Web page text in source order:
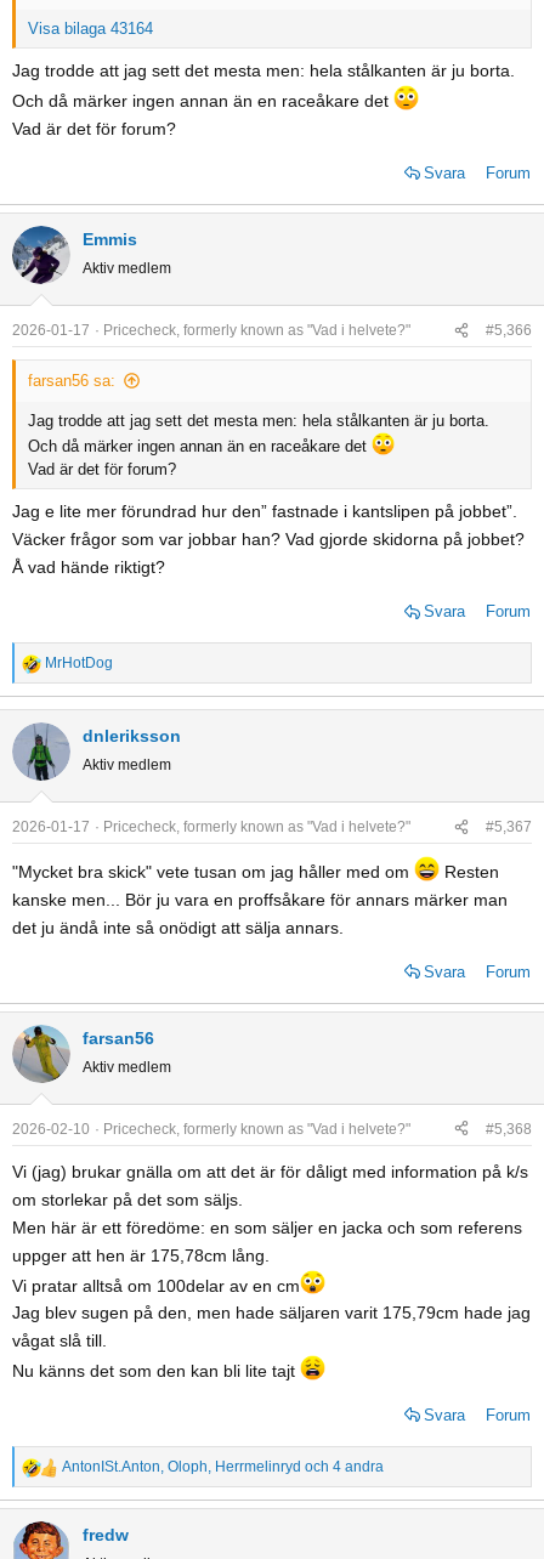
Visa bilaga 43164
Jag trodde att jag sett det mesta men: hela stålkanten är ju borta.
Och då märker ingen annan än en raceåkare det
Vad är det för forum?
Svara Forum
Emmis
Aktiv medlem
2026-01-17 Pricecheck, formerly known as "Vad i helvete?" #5,366
farsan56 sa:
Jag trodde att jag sett det mesta men: hela stålkanten är ju borta.
Och då märker ingen annan än en raceåkare det
Vad är det för forum?
Jag e lite mer förundrad hur den” fastnade i kantslipen på jobbet”.
Väcker frågor som var jobbar han? Vad gjorde skidorna på jobbet?
Å vad hände riktigt?
Svara Forum
R
e
a
t
o
n
s
MrHotDog
dnleriksson
Aktiv medlem
2026-01-17 Pricecheck, formerly known as "Vad i helvete?" #5,367
"Mycket bra skick" vete tusan om jag håller med om
Resten
kanske men... Bör ju vara en proffsåkare för annars märker man
det ju ändå inte så onödigt att sälja annars.
Svara Forum
farsan56
Aktiv medlem
2026-02-10 Pricecheck, formerly known as "Vad i helvete?" #5,368
Vi (jag) brukar gnälla om att det är för dåligt med information på k/s
om storlekar på det som säljs.
Men här är ett föredöme: en som säljer en jacka och som referens
uppger att hen är 175,78cm lång.
Vi pratar alltså om 100delar av en cm
Jag blev sugen på den, men hade säljaren varit 175,79cm hade jag
vågat slå till.
Nu känns det som den kan bli lite tajt
Svara Forum
R
e
a
c
AntonISt.Anton Oloph Herrmelinryd och 4 andra
fredw